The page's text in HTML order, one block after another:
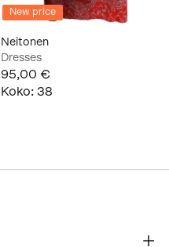
New price
Neitonen
Dresses
95,00 €
Koko: 38